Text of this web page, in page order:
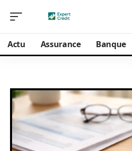
Actu Assurance Banque